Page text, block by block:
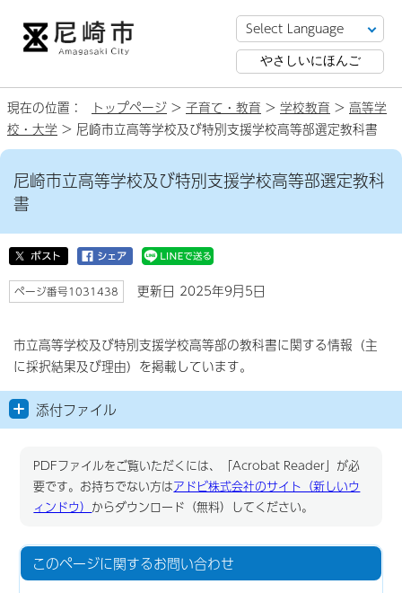
やさしいにほんご
現在の位置： トップページ > 子育て・教育 > 学校教育 > 高等学
校・大学 > 尼崎市立高等学校及び特別支援学校高等部選定教科書
尼崎市立高等学校及び特別支援学校高等部選定教科
書
ページ番号1031438 更新日 2025年9月5日
市立高等学校及び特別支援学校高等部の教科書に関する情報（主
に採択結果及び理由）を掲載しています。
添付ファイル
PDFファイルをご覧いただくには、「Acrobat Reader」が必
要です。お持ちでない方はアドビ株式会社のサイト（新しいウ
ィンドウ） からダウンロード（無料）してください。
このページに関するお問い合わせ